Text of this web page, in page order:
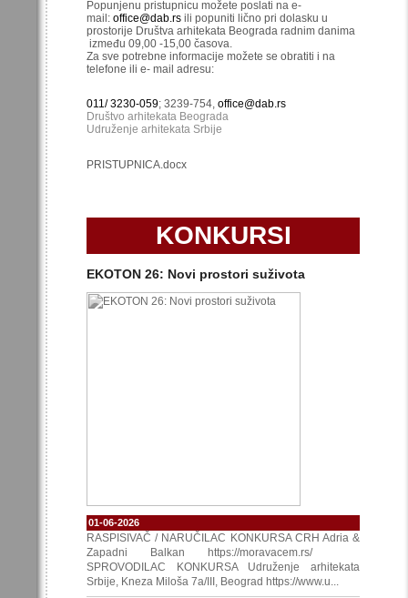
Popunjenu pristupnicu možete poslati na e-
mail: office@dab.rs ili popuniti lično pri dolasku u
prostorije Društva arhitekata Beograda radnim danima
između 09,00 -15,00 časova.
Za sve potrebne informacije možete se obratiti i na
telefone ili e- mail adresu:
011/ 3230-059; 3239-754, office@dab.rs
Društvo arhitekata Beograda
Udruženje arhitekata Srbije
PRISTUPNICA.docx
KONKURSI
EKOTON 26: Novi prostori suživota
01-06-2026
RASPISIVAČ / NARUČILAC KONKURSA CRH Adria &
Zapadni Balkan https://moravacem.rs/
SPROVODILAC KONKURSA Udruženje arhitekata
Srbije, Kneza Miloša 7a/III, Beograd https://www.u...